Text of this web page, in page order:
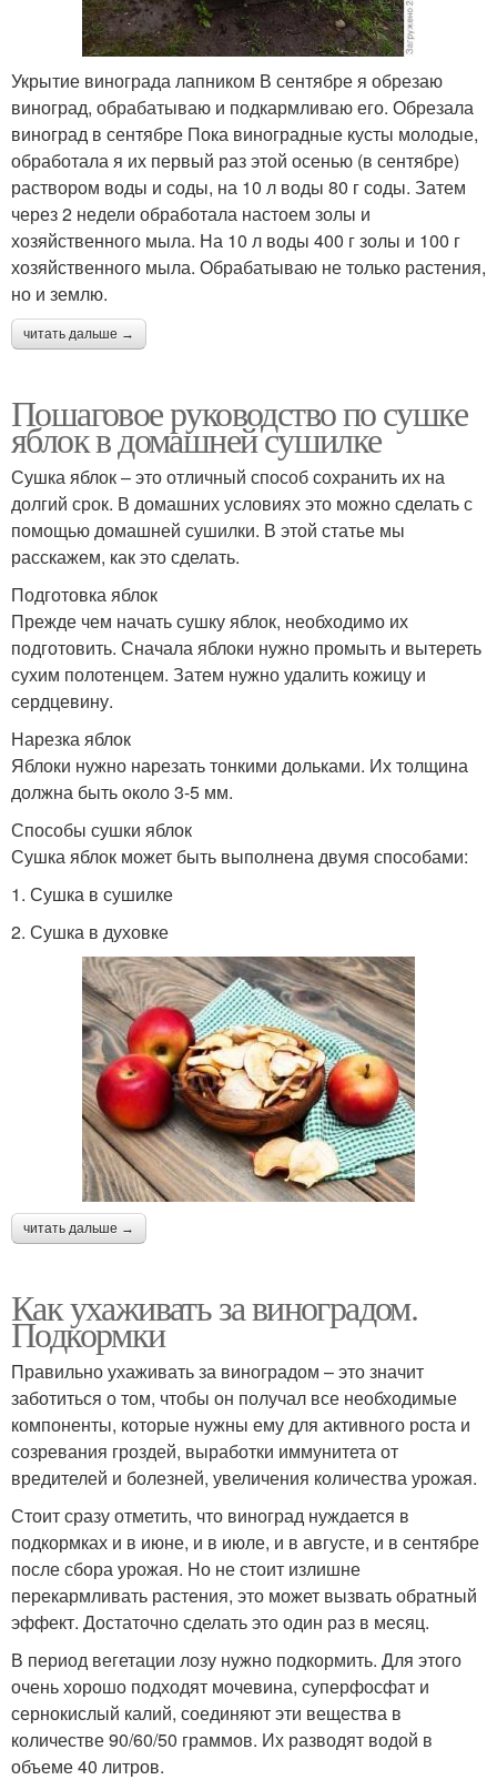
Укрытие винограда лапником В сентябре я обрезаю
виноград, обрабатываю и подкармливаю его. Обрезала
виноград в сентябре Пока виноградные кусты молодые,
обработала я их первый раз этой осенью (в сентябре)
раствором воды и соды, на 10 л воды 80 г соды. Затем
через 2 недели обработала настоем золы и
хозяйственного мыла. На 10 л воды 400 г золы и 100 г
хозяйственного мыла. Обрабатываю не только растения,
но и землю.
читать дальше →
Пошаговое руководство по сушке
яблок в домашней сушилке
Сушка яблок – это отличный способ сохранить их на
долгий срок. В домашних условиях это можно сделать с
помощью домашней сушилки. В этой статье мы
расскажем, как это сделать.
Подготовка яблок
Прежде чем начать сушку яблок, необходимо их
подготовить. Сначала яблоки нужно промыть и вытереть
сухим полотенцем. Затем нужно удалить кожицу и
сердцевину.
Нарезка яблок
Яблоки нужно нарезать тонкими дольками. Их толщина
должна быть около 3-5 мм.
Способы сушки яблок
Сушка яблок может быть выполнена двумя способами:
1. Сушка в сушилке
2. Сушка в духовке
читать дальше →
Как ухаживать за виноградом.
Подкормки
Правильно ухаживать за виноградом – это значит
заботиться о том, чтобы он получал все необходимые
компоненты, которые нужны ему для активного роста и
созревания гроздей, выработки иммунитета от
вредителей и болезней, увеличения количества урожая.
Стоит сразу отметить, что виноград нуждается в
подкормках и в июне, и в июле, и в августе, и в сентябре
после сбора урожая. Но не стоит излишне
перекармливать растения, это может вызвать обратный
эффект. Достаточно сделать это один раз в месяц.
В период вегетации лозу нужно подкормить. Для этого
очень хорошо подходят мочевина, суперфосфат и
сернокислый калий, соединяют эти вещества в
количестве 90/60/50 граммов. Их разводят водой в
объеме 40 литров.